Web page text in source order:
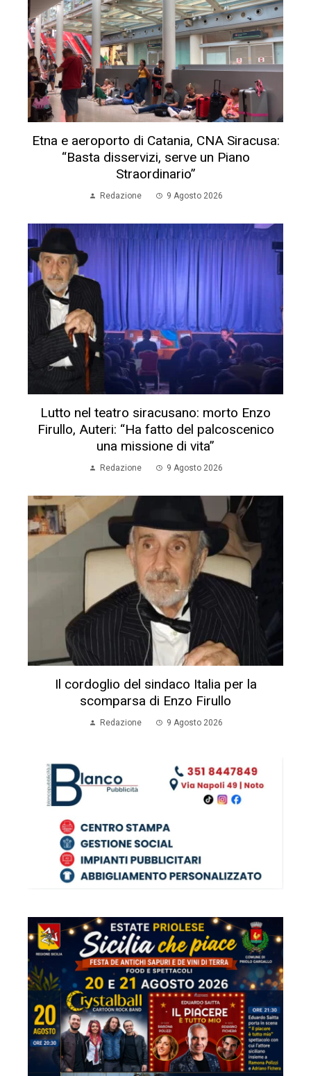
Etna e aeroporto di Catania, CNA Siracusa:
“Basta disservizi, serve un Piano
Straordinario”
Redazione 9 Agosto 2026
Lutto nel teatro siracusano: morto Enzo
Firullo, Auteri: “Ha fatto del palcoscenico
una missione di vita”
Redazione 9 Agosto 2026
Il cordoglio del sindaco Italia per la
scomparsa di Enzo Firullo
Redazione 9 Agosto 2026